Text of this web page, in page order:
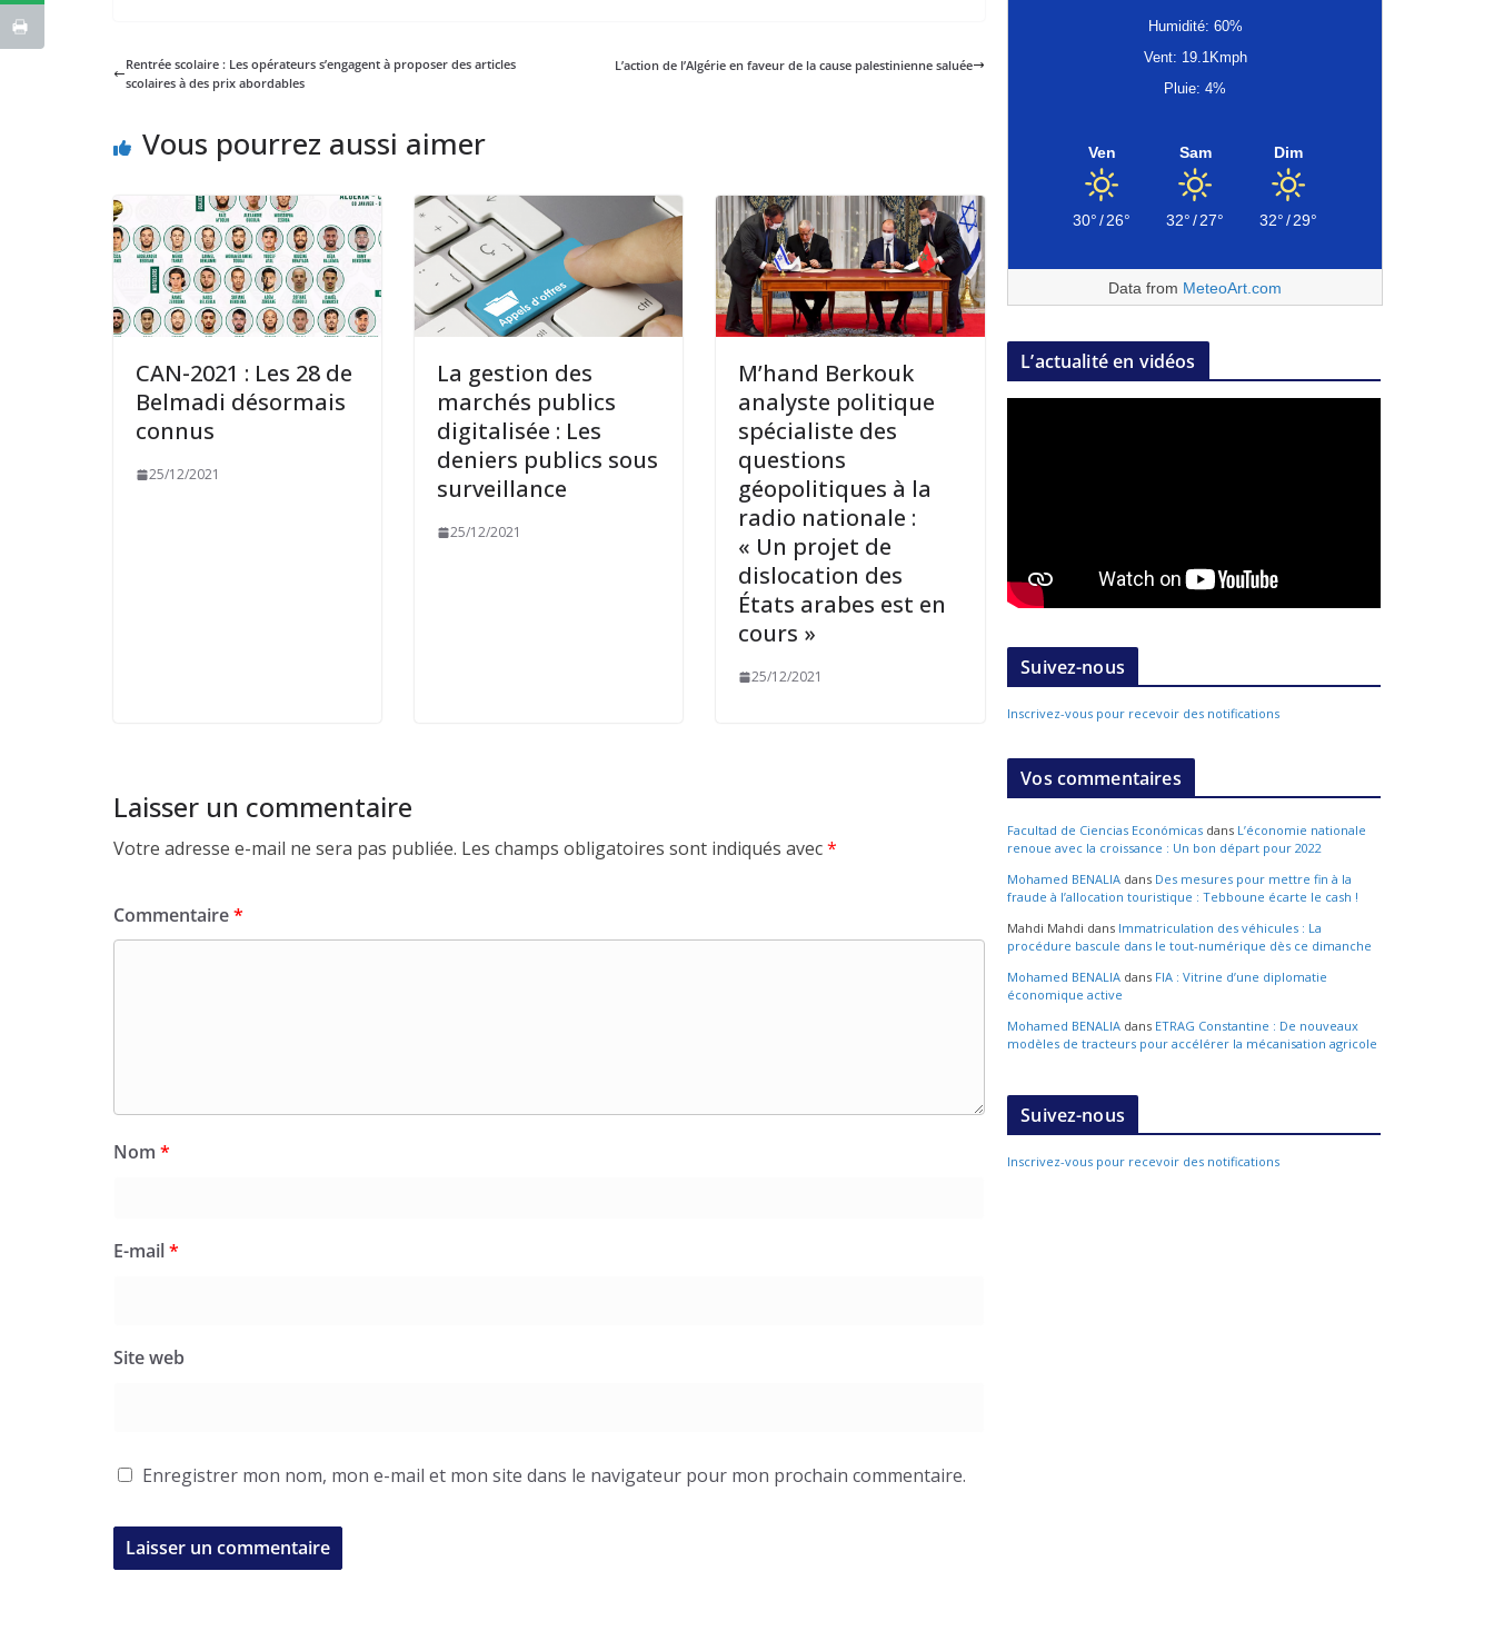
Rentrée scolaire : Les opérateurs s’engagent à proposer des articles
scolaires à des prix abordables
L’action de l’Algérie en faveur de la cause palestinienne saluée
Vous pourrez aussi aimer
CAN-2021 : Les 28 de
Belmadi désormais
connus
25/12/2021
La gestion des
marchés publics
digitalisée : Les
deniers publics sous
surveillance
25/12/2021
M’hand Berkouk
analyste politique
spécialiste des
questions
géopolitiques à la
radio nationale :
« Un projet de
dislocation des
États arabes est en
cours »
25/12/2021
Laisser un commentaire
Votre adresse e-mail ne sera pas publiée. Les champs obligatoires sont indiqués avec*
Commentaire*
Nom *
E-mail*
Site web
Enregistrer mon nom, mon e-mail et mon site dans le navigateur pour mon prochain commentaire.
Humidité: 60%
Vent: 19.1Kmph
Pluie: 4%
Ven
30°/26°
Sam
32°/27°
Dim
32°/29°
Data from MeteoArt.com
L’actualité en vidéos
Suivez-nous
Inscrivez-vous pour recevoir des notifications
Vos commentaires
Facultad de Ciencias Económicas dans L’économie nationale
renoue avec la croissance : Un bon départ pour 2022
Mohamed BENALIA dans Des mesures pour mettre fin à la
fraude à l’allocation touristique : Tebboune écarte le cash !
Mahdi Mahdi dans Immatriculation des véhicules : La
procédure bascule dans le tout-numérique dès ce dimanche
Mohamed BENALIA dans FIA : Vitrine d’une diplomatie
économique active
Mohamed BENALIA dans ETRAG Constantine : De nouveaux
modèles de tracteurs pour accélérer la mécanisation agricole
Suivez-nous
Inscrivez-vous pour recevoir des notifications